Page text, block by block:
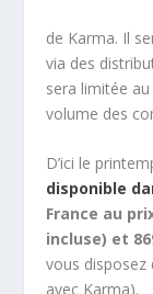
de Karma. Il
via des
sera limitée
volume des
D’ici le
disponible
France au
incluse) et
vous disposez
avec Karma).